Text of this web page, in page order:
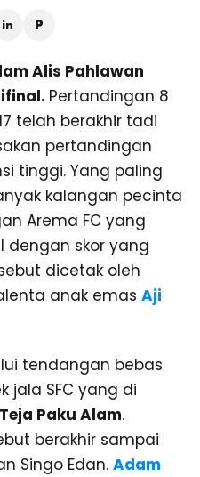
Alis Pahlawan
Pertandingan 8
telah berakhir tadi
pertandingan
tinggi. Yang paling
kalangan pecinta
Arema FC yang
dengan skor yang
dicetak oleh
anak emas Aji
tendangan bebas
jala SFC yang di
Teja Paku Alam.
berakhir sampai
Singo Edan. Adam